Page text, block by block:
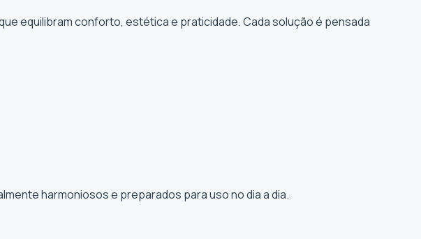
equilibram conforto, estética e praticidade. Cada solução é pensada
harmoniosos e preparados para uso no dia a dia.